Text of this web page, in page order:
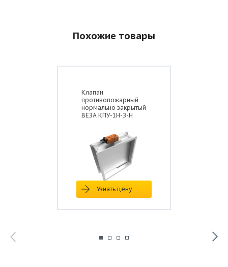
Похожие товары
Клапан
противопожарный
нормально закрытый
ВЕЗА КПУ-1Н-З-Н
Узнать цену